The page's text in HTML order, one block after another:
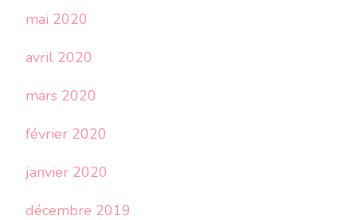
mai 2020
avril 2020
mars 2020
février 2020
janvier 2020
décembre 2019